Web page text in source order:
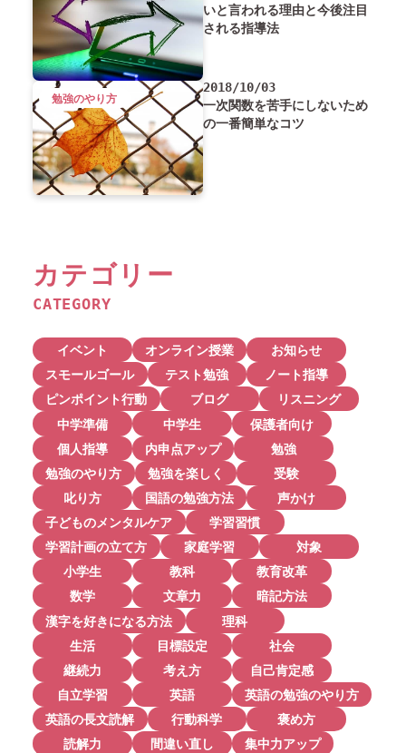
いと言われる理由と今後注目
される指導法
2018/10/03
一次関数を苦手にしないため
の一番簡単なコツ
勉強のやり方
カテゴリー
CATEGORY
イベント オンライン授業
お知らせ
スモールゴール
テスト勉強
ノート指導
ピンポイント行動
ブログ
リスニング
中学準備
中学生
保護者向け
個人指導
内申点アップ
勉強
勉強のやり方
勉強を楽しく
受験
叱り方
国語の勉強方法
声かけ
子どものメンタルケア
学習習慣
学習計画の立て方
家庭学習
対象
小学生
教科
教育改革
数学
文章力
暗記方法
漢字を好きになる方法
理科
生活
目標設定
社会
継続力
考え方
自己肯定感
自立学習
英語
英語の勉強のやり方
英語の長文読解
行動科学
褒め方
読解力
間違い直し
集中力アップ